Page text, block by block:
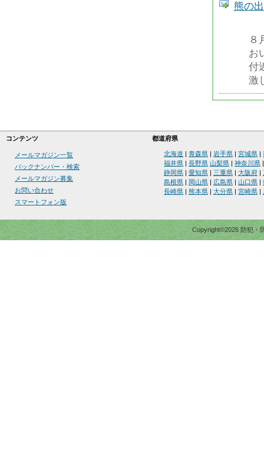
熊の
８
お
付
激
コンテンツ 都道府県
メールマガジン一覧
バックナンバー・検索
メールマガジン募集
お問い合わせ
スマートフォン版
北海道 青森県 岩手県 宮城県
福井県
長野県 山梨県 神奈川県
静岡県
愛知県 三重県 大阪府
島根県
岡山県 広島県 山口県
長崎県
熊本県 大分県 宮崎県
Copyright©2026 防犯・